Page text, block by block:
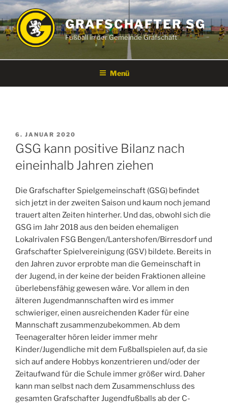
Zum
Inhalt
springen
GRAFSCHAFTER SG
Fußball in der Gemeinde Grafschaft
Menü
VERÖFFENTLICHT
AM
6. JANUAR 2020
GSG kann positive Bilanz nach
eineinhalb Jahren ziehen
Die Grafschafter Spielgemeinschaft (GSG) befindet
sich jetzt in der zweiten Saison und kaum noch jemand
trauert alten Zeiten hinterher. Und das, obwohl sich die
GSG im Jahr 2018 aus den beiden ehemaligen
Lokalrivalen FSG Bengen/Lantershofen/Birresdorf und
Grafschafter Spielvereinigung (GSV) bildete. Bereits in
den Jahren zuvor erprobte man die Gemeinschaft in
der Jugend, in der keine der beiden Fraktionen alleine
überlebensfähig gewesen wäre. Vor allem in den
älteren Jugendmannschaften wird es immer
schwieriger, einen ausreichenden Kader für eine
Mannschaft zusammenzubekommen. Ab dem
Teenageralter hören leider immer mehr
Kinder/Jugendliche mit dem Fußballspielen auf, da sie
sich auf andere Hobbys konzentrieren und/oder der
Zeitaufwand für die Schule immer größer wird. Daher
kann man selbst nach dem Zusammenschluss des
gesamten Grafschafter Jugendfußballs ab der C-